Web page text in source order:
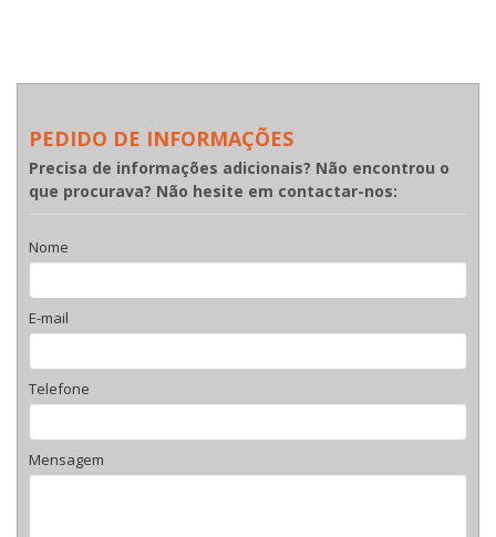
PEDIDO DE INFORMAÇÕES
Precisa de informações adicionais? Não encontrou o
que procurava? Não hesite em contactar-nos:
Nome
E-mail
Telefone
Mensagem